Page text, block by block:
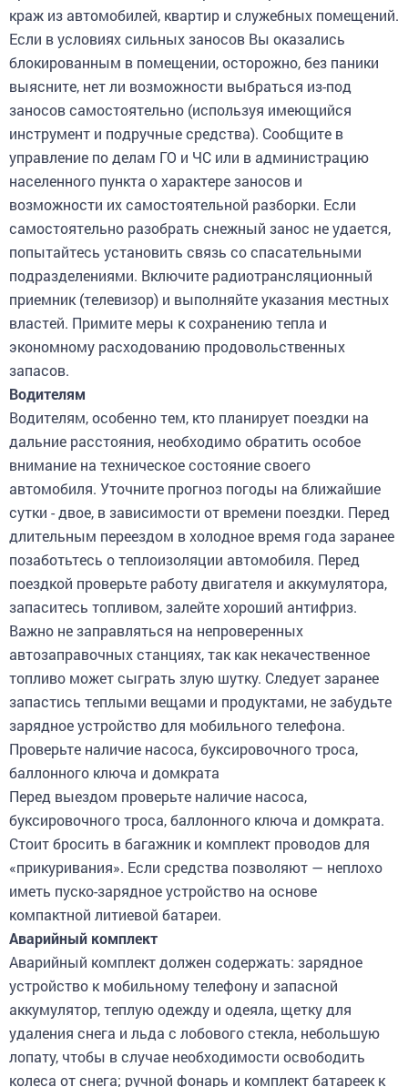
краж из автомобилей, квартир и служебных помещений.
Если в условиях сильных заносов Вы оказались
блокированным в помещении, осторожно, без паники
выясните, нет ли возможности выбраться из-под
заносов самостоятельно (используя имеющийся
инструмент и подручные средства). Сообщите в
управление по делам ГО и ЧС или в администрацию
населенного пункта о характере заносов и
возможности их самостоятельной разборки. Если
самостоятельно разобрать снежный занос не удается,
попытайтесь установить связь со спасательными
подразделениями. Включите радиотрансляционный
приемник (телевизор) и выполняйте указания местных
властей. Примите меры к сохранению тепла и
экономному расходованию продовольственных
запасов.
Водителям
Водителям, особенно тем, кто планирует поездки на
дальние расстояния, необходимо обратить особое
внимание на техническое состояние своего
автомобиля. Уточните прогноз погоды на ближайшие
сутки - двое, в зависимости от времени поездки. Перед
длительным переездом в холодное время года заранее
позаботьтесь о теплоизоляции автомобиля. Перед
поездкой проверьте работу двигателя и аккумулятора,
запаситесь топливом, залейте хороший антифриз.
Важно не заправляться на непроверенных
автозаправочных станциях, так как некачественное
топливо может сыграть злую шутку. Следует заранее
запастись теплыми вещами и продуктами, не забудьте
зарядное устройство для мобильного телефона.
Проверьте наличие насоса, буксировочного троса,
баллонного ключа и домкрата
Перед выездом проверьте наличие насоса,
буксировочного троса, баллонного ключа и домкрата.
Стоит бросить в багажник и комплект проводов для
«прикуривания». Если средства позволяют — неплохо
иметь пуско-зарядное устройство на основе
компактной литиевой батареи.
Аварийный комплект
Аварийный комплект должен содержать: зарядное
устройство к мобильному телефону и запасной
аккумулятор, теплую одежду и одеяла, щетку для
удаления снега и льда с лобового стекла, небольшую
лопату, чтобы в случае необходимости освободить
колеса от снега; ручной фонарь и комплект батареек к